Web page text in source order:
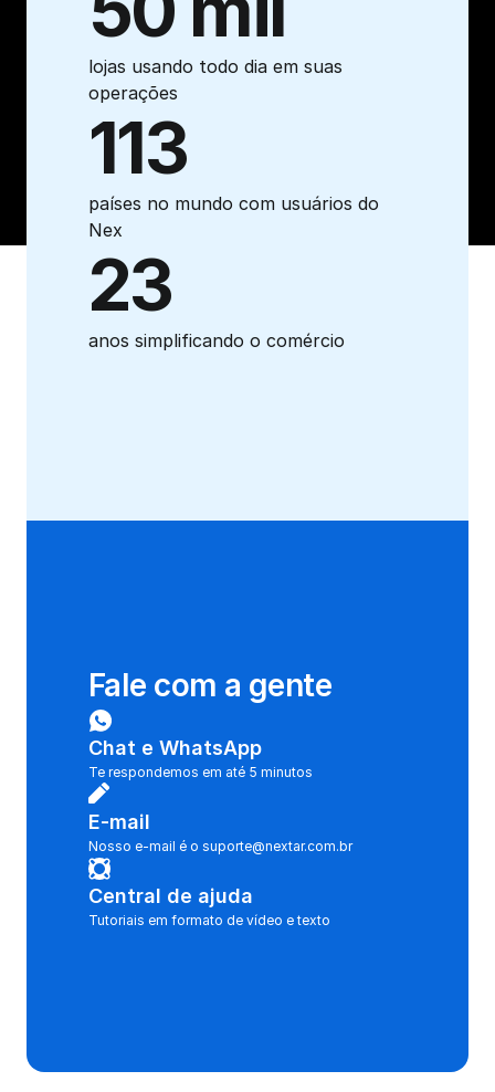
lojas usando todo dia em suas
operações
113
países no mundo com usuários do
Nex
23
anos simplificando o comércio
Fale com a gente
Chat e WhatsApp
Te respondemos em até 5 minutos
E-mail
Nosso e-mail é o suporte@nextar.com.br
Central de ajuda
Tutoriais em formato de vídeo e texto